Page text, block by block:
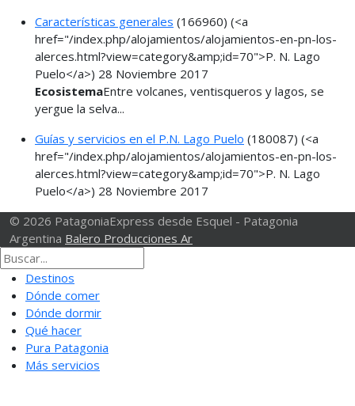
Características generales (166960) (<a
href="/index.php/alojamientos/alojamientos-en-pn-los-
alerces.html?view=category&amp;id=70">P. N. Lago
Puelo</a>) 28 Noviembre 2017
EcosistemaEntre volcanes, ventisqueros y lagos, se
yergue la selva...
Guías y servicios en el P.N. Lago Puelo (180087) (<a
href="/index.php/alojamientos/alojamientos-en-pn-los-
alerces.html?view=category&amp;id=70">P. N. Lago
Puelo</a>) 28 Noviembre 2017
© 2026 PatagoniaExpress desde Esquel - Patagonia
Argentina Balero Producciones Ar
Destinos
Dónde comer
Dónde dormir
Qué hacer
Pura Patagonia
Más servicios